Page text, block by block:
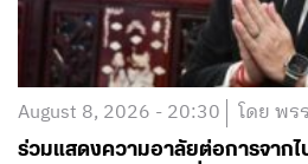
August 8, 2026 - 20:30 โดย พร
ร่วมแสดงความอาลัยต่อการจาก